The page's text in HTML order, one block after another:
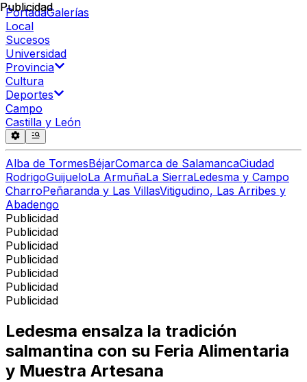
PortadaGalerías
Local
Sucesos
Universidad
Provincia
Cultura
Deportes
Campo
Castilla y León
Alba de TormesBéjarComarca de SalamancaCiudad
RodrigoGuijueloLa ArmuñaLa SierraLedesma y Campo
CharroPeñaranda y Las VillasVitigudino, Las Arribes y
Abadengo
Publicidad
Publicidad
Publicidad
Publicidad
Publicidad
Publicidad
Publicidad
Publicidad
Ledesma ensalza la tradición
salmantina con su Feria Alimentaria
y Muestra Artesana
Publicidad